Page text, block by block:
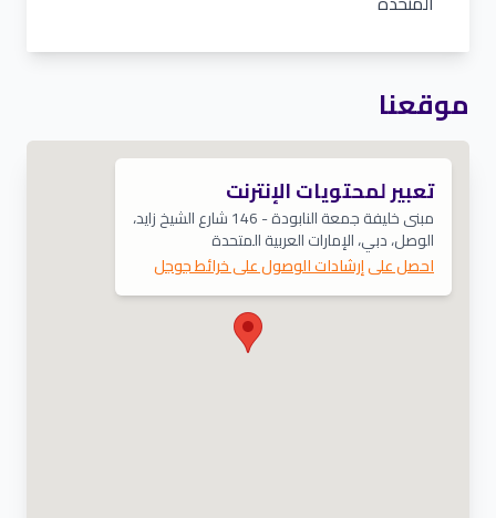
موقعنا
تعبير لمحتويات الإنترنت
مبنى خليفة جمعة النابودة - 146 شارع الشيخ زايد،
الوصل، دبي، الإمارات العربية المتحدة
احصل على إرشادات الوصول على خرائط جوجل